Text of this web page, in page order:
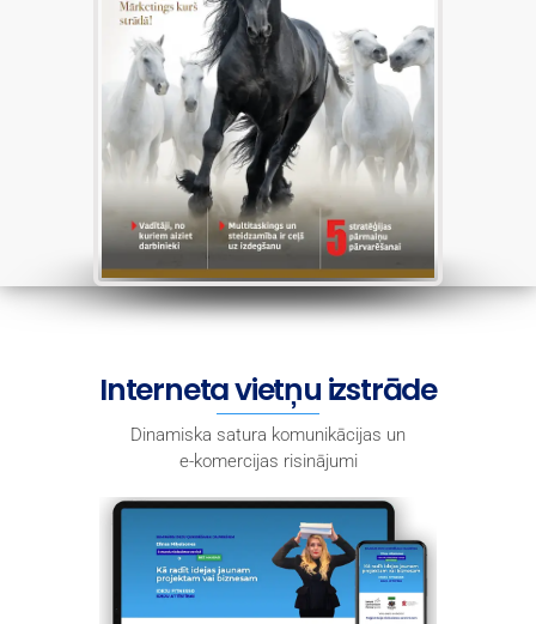
Interneta vietņu izstrāde
Dinamiska satura komunikācijas un
e-komercijas risinājumi